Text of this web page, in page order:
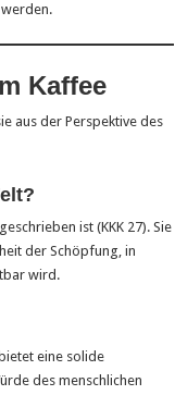
Kaffee
aus der Perspektive des
ist (KKK 27). Sie
der Schöpfung, in
wird.
eine solide
des menschlichen